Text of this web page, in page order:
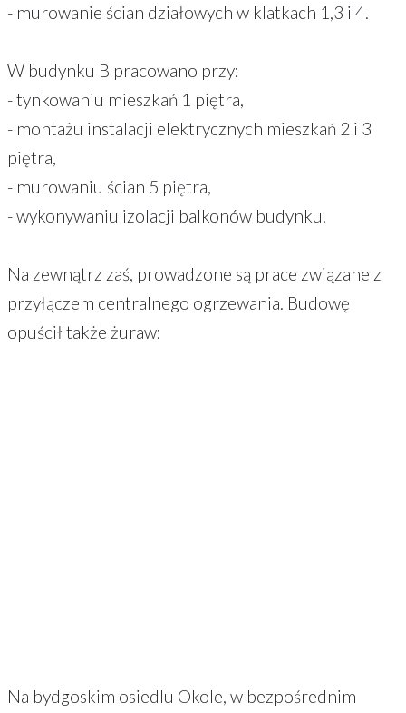
- murowanie ścian działowych w klatkach 1,3 i 4.
W budynku B pracowano przy:
- tynkowaniu mieszkań 1 piętra,
- montażu instalacji elektrycznych mieszkań 2 i 3
piętra,
- murowaniu ścian 5 piętra,
- wykonywaniu izolacji balkonów budynku.
Na zewnątrz zaś, prowadzone są prace związane z
przyłączem centralnego ogrzewania. Budowę
opuścił także żuraw:
Na bydgoskim osiedlu Okole, w bezpośrednim